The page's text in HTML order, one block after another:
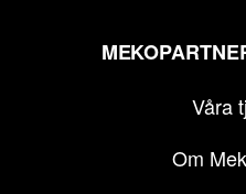
Våra
Om